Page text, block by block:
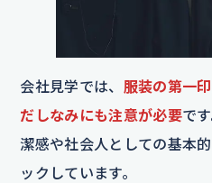
会社見学では、 服装の第一
だしなみにも注意が必要で
潔感や社会人としての基本
ックしています。